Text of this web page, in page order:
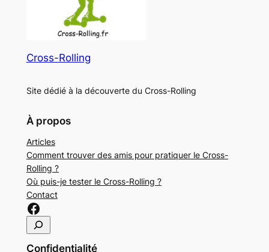
Cross-Rolling
Site dédié à la découverte du Cross-Rolling
À propos
Articles
Comment trouver des amis pour pratiquer le Cross-
Rolling ?
Où puis-je tester le Cross-Rolling ?
Contact
Lien sur Facebook Cross-Rolling
e
c
Confidentialité